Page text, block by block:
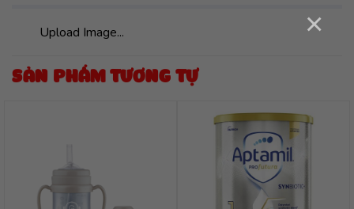
Upload Image... ×
SẢN PHẨM TƯƠNG TỰ